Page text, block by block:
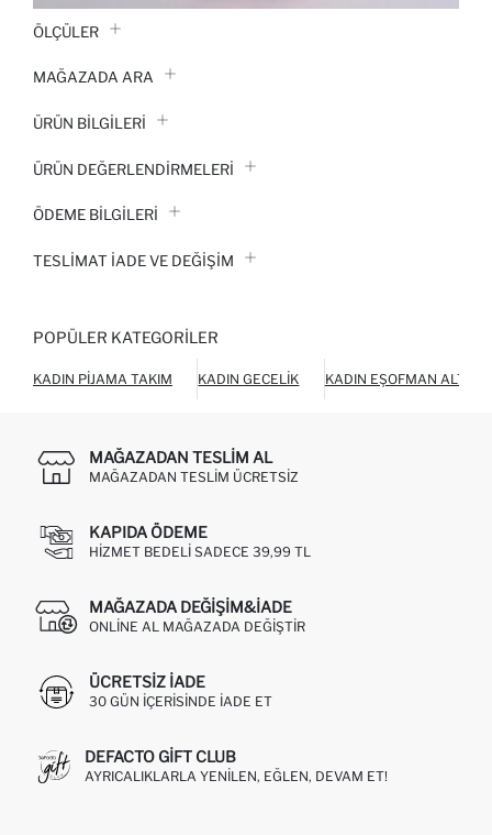
ÖLÇÜLER
MAĞAZADA ARA
ÜRÜN BILGILERI
ÜRÜN DEĞERLENDİRMELERİ
ÖDEME BİLGİLERİ
TESLIMAT İADE VE DEĞIŞIM
POPÜLER KATEGORILER
KADIN PIJAMA TAKIM KADIN GECELIK KADIN EŞOFMAN ALTI
MAĞAZADAN TESLIM AL
MAĞAZADAN TESLIM ÜCRETSIZ
KAPIDA ÖDEME
HIZMET BEDELI SADECE 39,99 TL
MAĞAZADA DEĞIŞIM&İADE
ONLINE AL MAĞAZADA DEĞIŞTIR
ÜCRETSIZ IADE
30 GÜN IÇERISINDE IADE ET
DEFACTO GIFT CLUB
AYRICALIKLARLA YENILEN, EĞLEN, DEVAM ET!